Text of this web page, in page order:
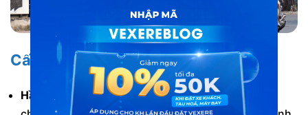
Cấu trúc nhà ga
Hầm B1:
Sảnh đợi, máy bán vé tự động, máy điều